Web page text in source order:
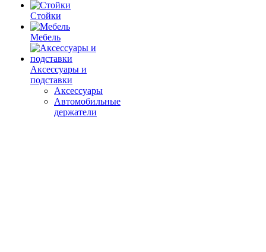
Стойки
Мебель
Аксессуары и
подставки
Аксессуары
Автомобильные
держатели